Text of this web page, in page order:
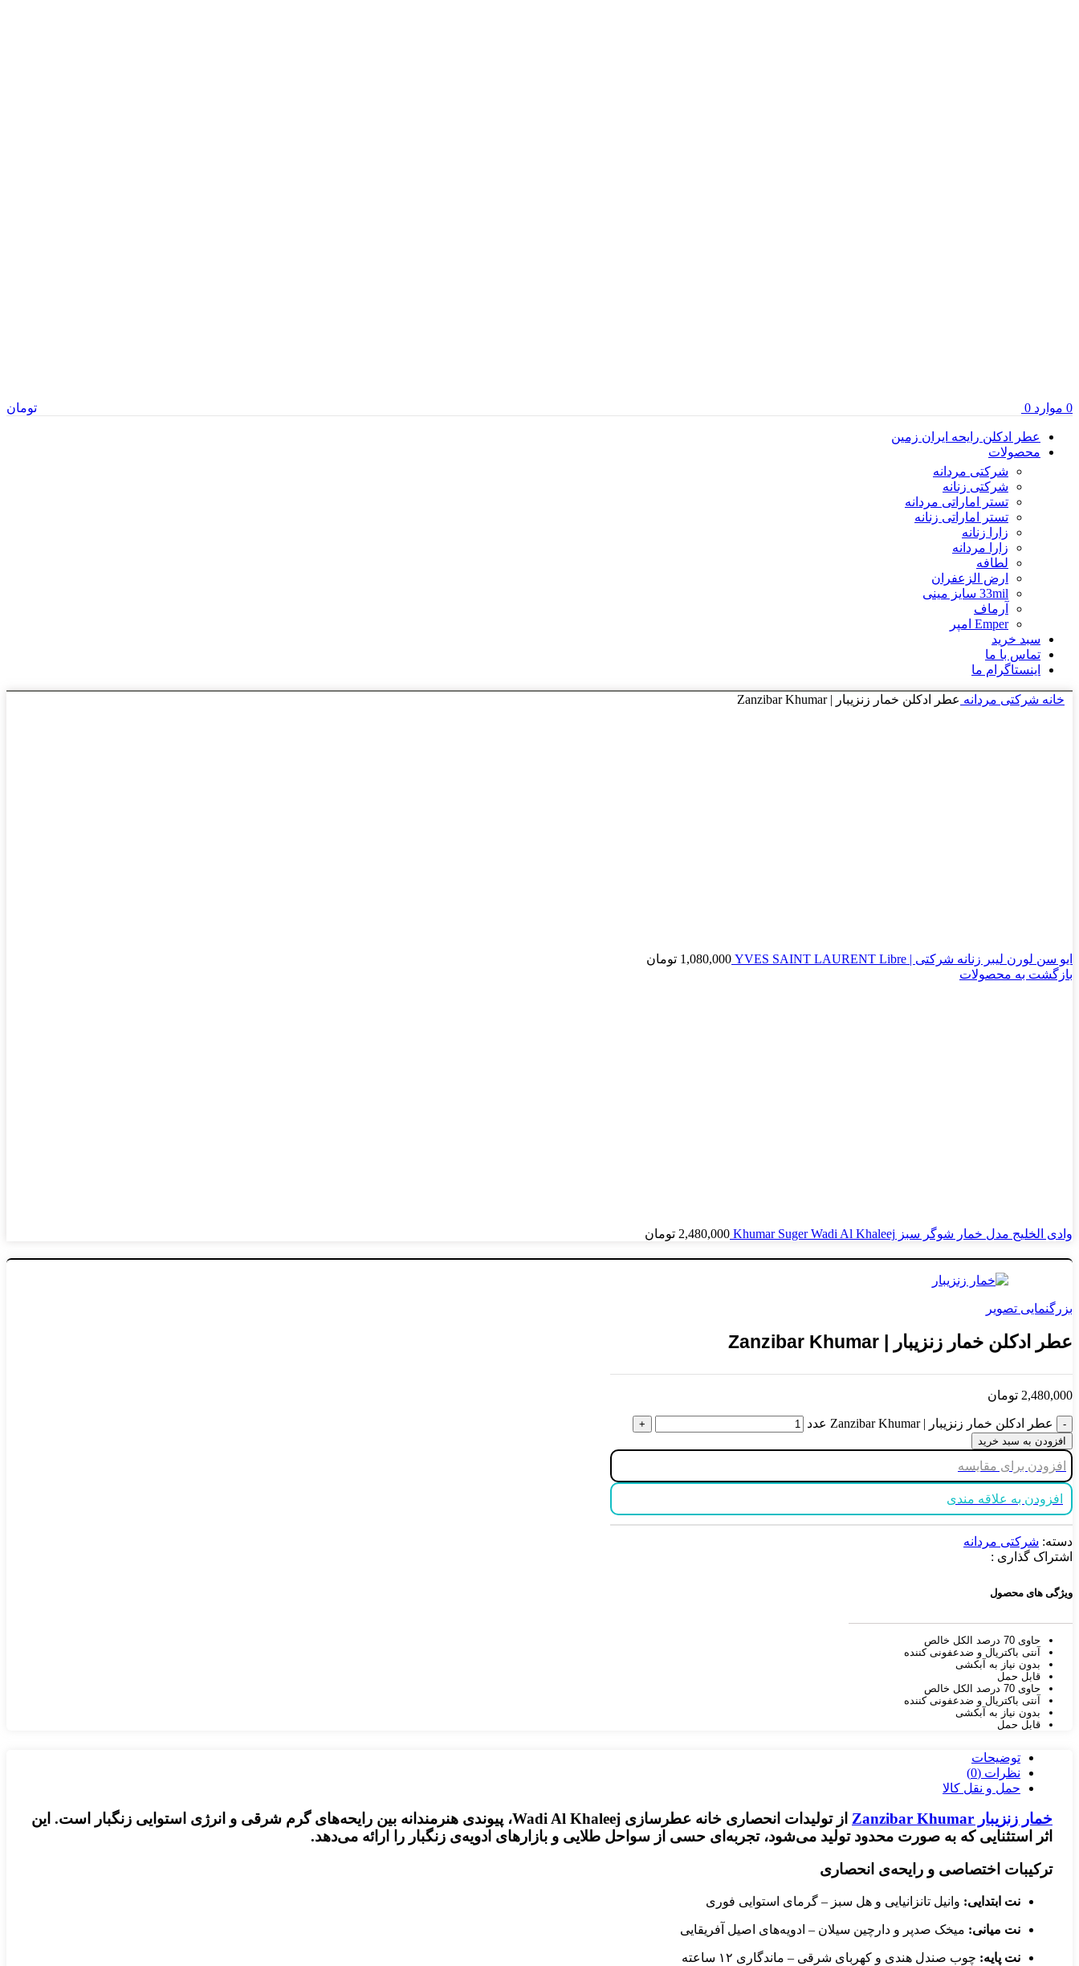
0 موارد 0 تومان
عطر ادکلن رایحه ایران زمین
محصولات
شرکتی مردانه
شرکتی زنانه
تستر اماراتی مردانه
تستر اماراتی زنانه
زارا زنانه
زارا مردانه
لطافه
ارض الزعفران
33mil سایز مینی
آرماف
Emper امپر
سبد خرید
تماس با ما
اینستاگرام ما
خانه شرکتی مردانه عطر ادکلن خمار زنزیبار | Zanzibar Khumar
ایو سن لورن لیبر زنانه شرکتی | YVES SAINT LAURENT Libre 1,080,000 تومان
بازگشت به محصولات
وادی الخلیج مدل خمار شوگر سبز Khumar Suger Wadi Al Khaleej 2,480,000 تومان
بزرگنمایی تصویر
عطر ادکلن خمار زنزیبار | Zanzibar Khumar
2,480,000 تومان
عطر ادکلن خمار زنزیبار | Zanzibar Khumar عدد
افزودن به سبد خرید
افزودن برای مقایسه
افزودن به علاقه مندی
دسته: شرکتی مردانه
اشتراک گذاری :
ویژگی های محصول
حاوی 70 درصد الکل خالص
آنتی باکتریال و ضدعفونی کننده
بدون نیاز به آبکشی
قابل حمل
حاوی 70 درصد الکل خالص
آنتی باکتریال و ضدعفونی کننده
بدون نیاز به آبکشی
قابل حمل
توضیحات
نظرات (0)
حمل و نقل کالا
خمار زنزیبار Zanzibar Khumar
از تولیدات انحصاری خانه عطرسازی Wadi Al Khaleej، پیوندی هنرمندانه بین رایحه‌های گرم شرقی و انرژی استوایی زنگبار است. این
اثر استثنایی که به صورت محدود تولید می‌شود، تجربه‌ای حسی از سواحل طلایی و بازارهای ادویه‌ی زنگبار را ارائه می‌دهد.
ترکیبات اختصاصی و رایحه‌ی انحصاری
نت ابتدایی: وانیل تانزانیایی و هل سبز – گرمای استوایی فوری
نت میانی: میخک صدپر و دارچین سیلان – ادویه‌های اصیل آفریقایی
نت پایه: چوب صندل هندی و کهربای شرقی – ماندگاری ۱۲ ساعته